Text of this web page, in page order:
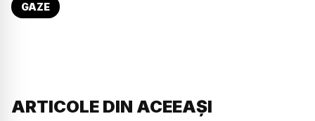
GAZE
ARTICOLE DIN ACEEAȘI